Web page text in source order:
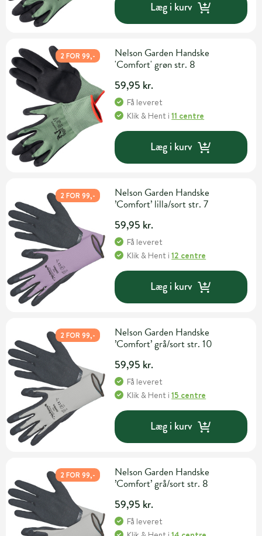
Læg i kurv
2 FOR 99,-
Nelson Garden Handske
'Comfort' grøn str. 8
59,95 kr.
Få leveret
Klik & Hent i11 centre
Læg i kurv
2 FOR 99,-
Nelson Garden Handske
’Comfort’ lilla/sort str. 7
59,95 kr.
Få leveret
Klik & Hent i12 centre
Læg i kurv
2 FOR 99,-
Nelson Garden Handske
’Comfort’ grå/sort str. 10
59,95 kr.
Få leveret
Klik & Hent i15 centre
Læg i kurv
2 FOR 99,-
Nelson Garden Handske
’Comfort’ grå/sort str. 8
59,95 kr.
Få leveret